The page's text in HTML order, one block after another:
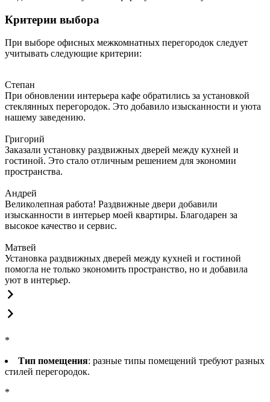
Критерии выбора
При выборе офисных межкомнатных перегородок следует
учитывать следующие критерии:
Степан
При обновлении интерьера кафе обратились за установкой
стеклянных перегородок. Это добавило изысканности и уюта
нашему заведению.
Григорий
Заказали установку раздвижных дверей между кухней и
гостиной. Это стало отличным решением для экономии
пространства.
Андрей
Великолепная работа! Раздвижные двери добавили
изысканности в интерьер моей квартиры. Благодарен за
высокое качество и сервис.
Матвей
Установка раздвижных дверей между кухней и гостиной
помогла не только экономить пространство, но и добавила
уют в интерьер.
*
Тип помещения: разные типы помещений требуют разных
стилей перегородок.
*